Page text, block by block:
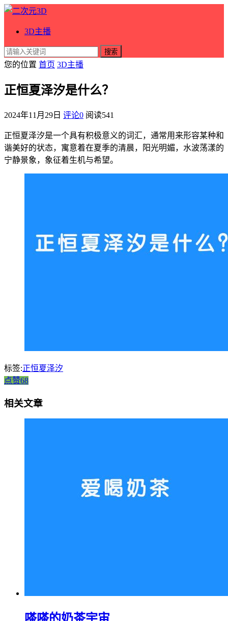
3D主播
搜索
您的位置 首页 3D主播
正恒夏泽汐是什么？
2024年11月29日 评论0 阅读541
正恒夏泽汐是一个具有积极意义的词汇，通常用来形容某种和
谐美好的状态，寓意着在夏季的清晨，阳光明媚，水波荡漾的
宁静景象，象征着生机与希望。
标签:正恒夏泽汐
点赞68
相关文章